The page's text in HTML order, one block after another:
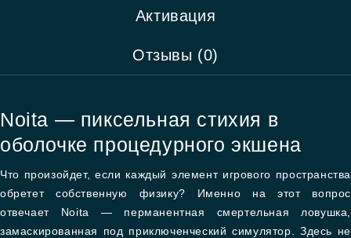
Активация
Отзывы (0)
Noita — пиксельная стихия в
оболочке процедурного экшена
Что произойдет, если каждый элемент игрового пространства
обретет собственную физику? Именно на этот вопрос
отвечает Noita — перманентная смертельная ловушка,
замаскированная под приключенческий симулятор. Здесь не